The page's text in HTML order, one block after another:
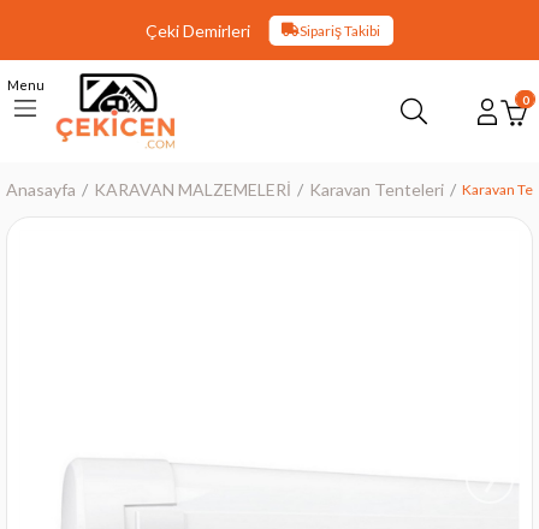
Çeki Demirleri Sipariş Takibi
Menu
0
Anasayfa KARAVAN MALZEMELERİ Karavan Tenteleri Karavan
›